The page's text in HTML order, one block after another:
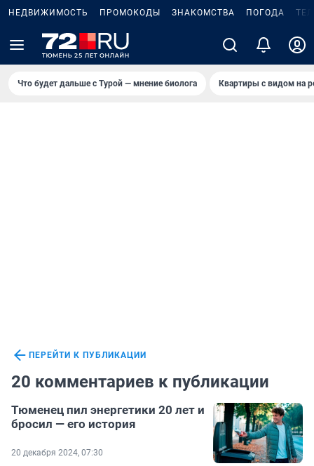
НЕДВИЖИМОСТЬ ПРОМОКОДЫ ЗНАКОМСТВА ПОГОДА
Что будет дальше с Турой — мнение биолога Квартиры с видом на
ПЕРЕЙТИ К ПУБЛИКАЦИИ
20 комментариев к публикации
Тюменец пил энергетики 20 лет и
бросил — его история
20 декабря 2024, 07:30